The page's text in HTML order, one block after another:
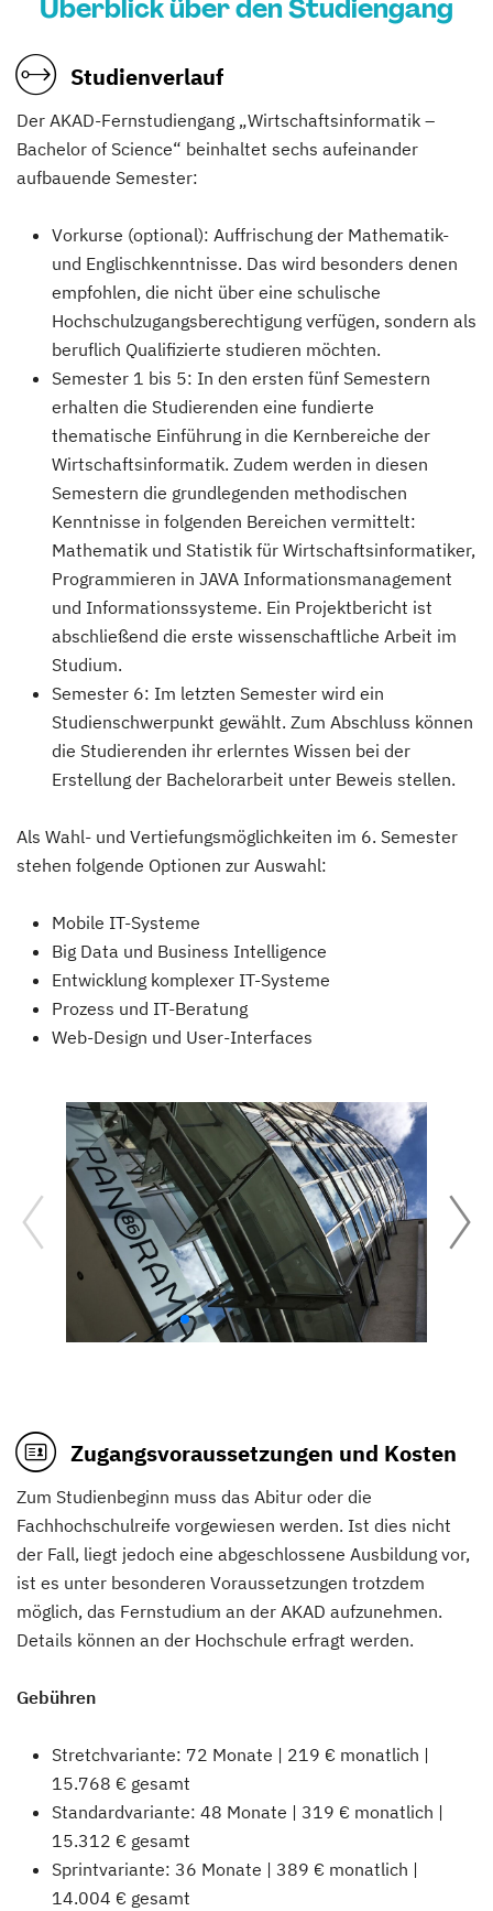
Überblick über den Studiengang
Studienverlauf
Der AKAD-Fernstudiengang „Wirtschaftsinformatik –
Bachelor of Science“ beinhaltet sechs aufeinander
aufbauende Semester:
Vorkurse (optional): Auffrischung der Mathematik-
und Englischkenntnisse. Das wird besonders denen
empfohlen, die nicht über eine schulische
Hochschulzugangsberechtigung verfügen, sondern als
beruflich Qualifizierte studieren möchten.
Semester 1 bis 5: In den ersten fünf Semestern
erhalten die Studierenden eine fundierte
thematische Einführung in die Kernbereiche der
Wirtschaftsinformatik. Zudem werden in diesen
Semestern die grundlegenden methodischen
Kenntnisse in folgenden Bereichen vermittelt:
Mathematik und Statistik für Wirtschaftsinformatiker,
Programmieren in JAVA Informationsmanagement
und Informationssysteme. Ein Projektbericht ist
abschließend die erste wissenschaftliche Arbeit im
Studium.
Semester 6: Im letzten Semester wird ein
Studienschwerpunkt gewählt. Zum Abschluss können
die Studierenden ihr erlerntes Wissen bei der
Erstellung der Bachelorarbeit unter Beweis stellen.
Als Wahl- und Vertiefungsmöglichkeiten im 6. Semester
stehen folgende Optionen zur Auswahl:
Mobile IT-Systeme
Big Data und Business Intelligence
Entwicklung komplexer IT-Systeme
Prozess und IT-Beratung
Web-Design und User-Interfaces
Zugangsvoraussetzungen und Kosten
Zum Studienbeginn muss das Abitur oder die
Fachhochschulreife vorgewiesen werden. Ist dies nicht
der Fall, liegt jedoch eine abgeschlossene Ausbildung vor,
ist es unter besonderen Voraussetzungen trotzdem
möglich, das Fernstudium an der AKAD aufzunehmen.
Details können an der Hochschule erfragt werden.
Gebühren
Stretchvariante: 72 Monate | 219 € monatlich |
15.768 € gesamt
Standardvariante: 48 Monate | 319 € monatlich |
15.312 € gesamt
Sprintvariante: 36 Monate | 389 € monatlich |
14.004 € gesamt